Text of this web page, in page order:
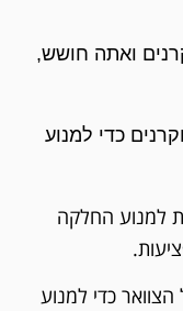
ואתה חושש,
כדי למנוע
למנוע החלקה
כדי למנוע